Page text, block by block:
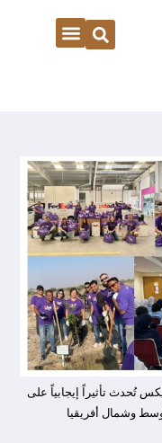
تُحدث تأثيراً إيجابياً على
وشمال أفريقيا